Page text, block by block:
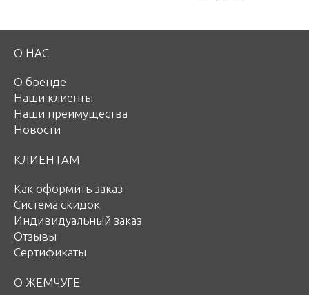
О НАС
О бренде
Наши клиенты
Наши преимущества
Новости
КЛИЕНТАМ
Как оформить заказ
Система скидок
Индивидуальный заказ
Отзывы
Сертификаты
О ЖЕМЧУГЕ